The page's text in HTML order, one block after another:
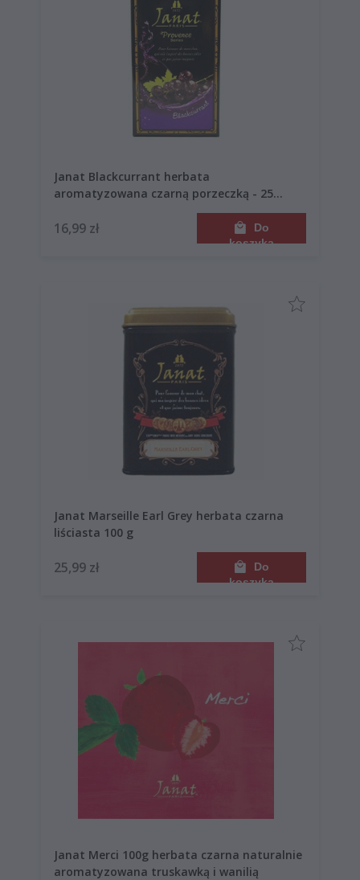
Janat Blackcurrant herbata
aromatyzowana czarną porzeczką - 25
16,99 zł
Do
koszyka
Janat Marseille Earl Grey herbata czarna
liściasta 100 g
25,99 zł
Do
koszyka
Janat Merci 100g herbata czarna naturalnie
aromatyzowana truskawką i wanilią